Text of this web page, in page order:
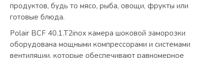
продуктов, будь то мясо, рыба, овощи, фрукты или
готовые блюда.
Polair ВСF 40.1.T2inox камера шоковой заморозки
оборудована мощными компрессорами и системами
вентиляции, которые обеспечивают равномерное